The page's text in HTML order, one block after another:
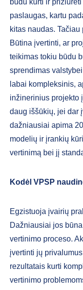
paslaugas, kartu
kitas naudas.
Būtina įvertinti, ar
teikimas tokiu būdu
sprendimas
labai kompleksinis,
inžinerinius projekto
daug iššūkių, jei dar
dažniausiai apima
modelių ir įrankių
vertinimą bei jį
Kodėl VPSP
Egzistuoja įvairių
Dažniausiai jos
vertinimo proceso.
įvertinti jų
rezultatais kurti
vertinimo